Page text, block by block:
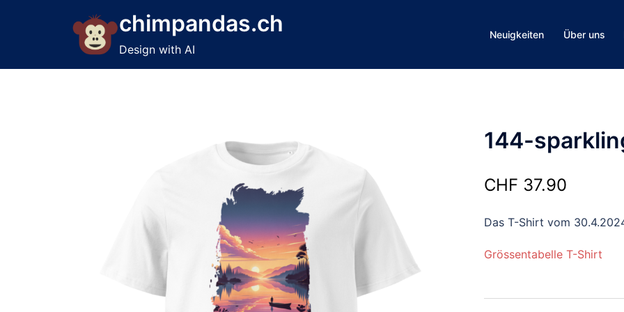
chimpandas.ch
Design with AI
Neuigkeiten Über uns
144-
CHF 37.90
Das T-Shirt vom
Grössentabelle T-Shirt